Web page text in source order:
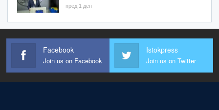
пред 1 ден
Facebook
Join us on Facebook
Istokpress
Join us on Twitter